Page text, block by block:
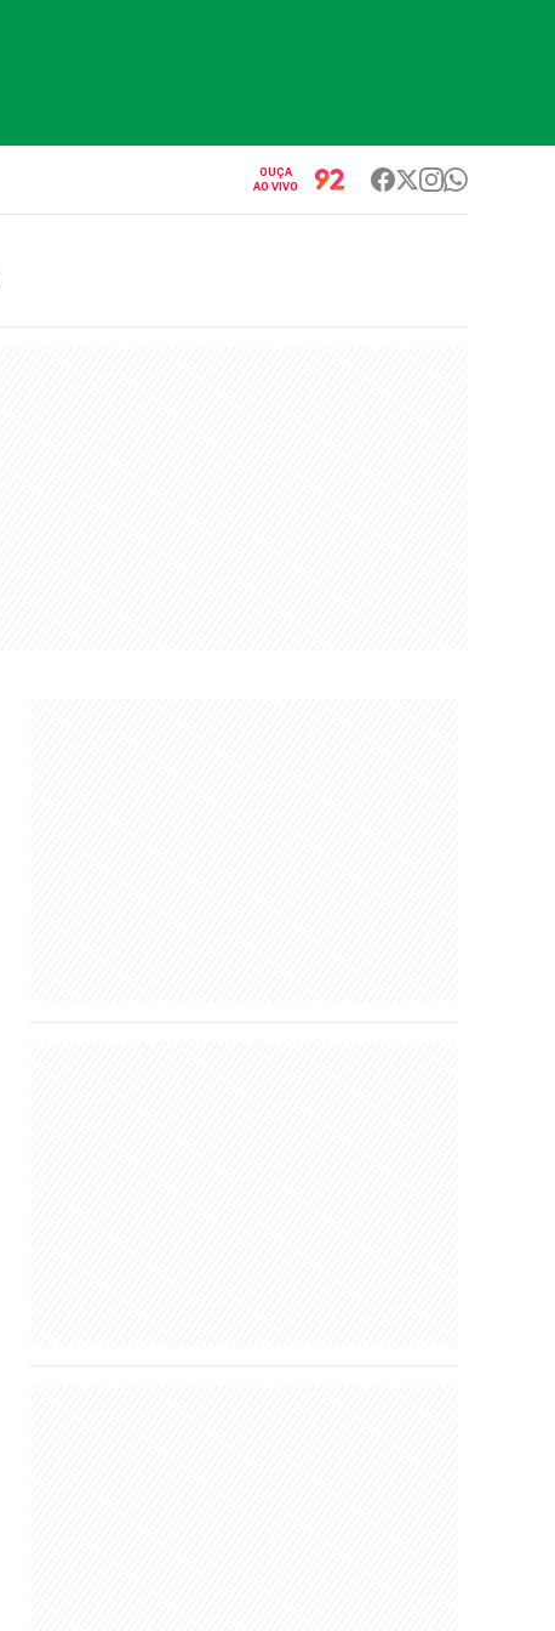
OUÇA
AO VIVO